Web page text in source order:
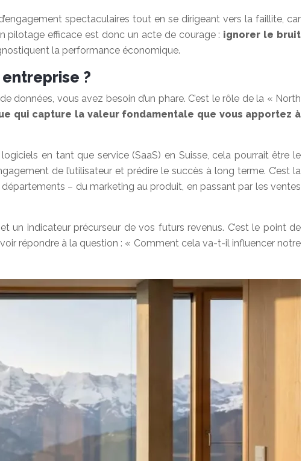
spectaculaires tout en se dirigeant vers la faillite, car
pilotage efficace est donc un acte de courage : ignorer le bruit
la performance économique.
?
vous avez besoin d’un phare. C’est le rôle de la « North
qui capture la valeur fondamentale que vous apportez à
en tant que service (SaaS) en Suisse, cela pourrait être le
de l’utilisateur et prédire le succès à long terme. C’est la
– du marketing au produit, en passant par les ventes
indicateur précurseur de vos futurs revenus. C’est le point de
répondre à la question : « Comment cela va-t-il influencer notre